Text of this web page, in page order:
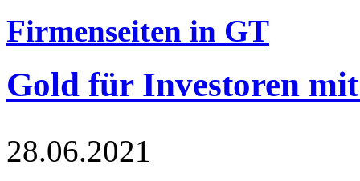
Firmenseiten in GT
Gold für Investoren
28.06.2021